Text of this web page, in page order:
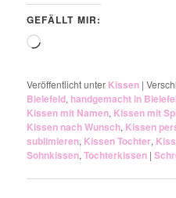
GEFÄLLT MIR:
Wird
Veröffentlicht unter Kissen |
Bielefeld, handgemacht in
Kissen mit Namen, Kissen mit
Kissen nach Wunsch, Kissen
sublimieren, Kissen Tochter,
Sohnkissen,Tochterkissen |